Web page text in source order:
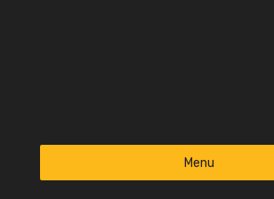
Menu